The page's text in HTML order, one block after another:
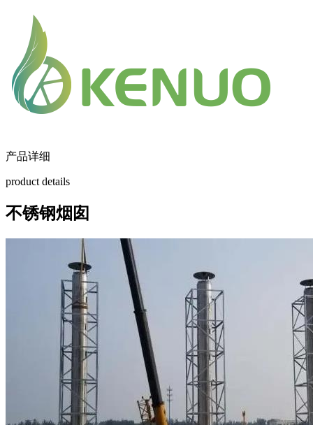
产品详细
product details
不锈钢烟囱